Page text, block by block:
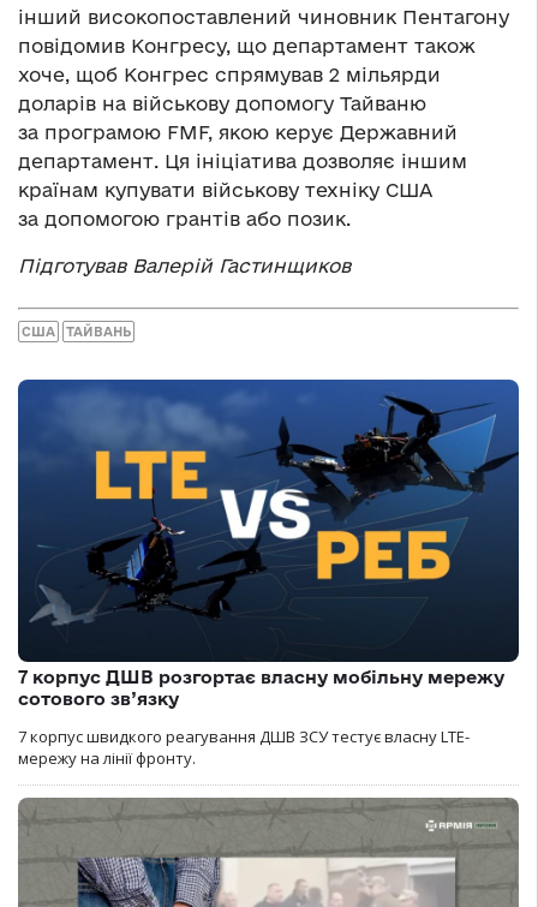
інший високопоставлений чиновник Пентагону
повідомив Конгресу, що департамент також
хоче, щоб Конгрес спрямував 2 мільярди
доларів на військову допомогу Тайваню
за програмою FMF, якою керує Державний
департамент. Ця ініціатива дозволяє іншим
країнам купувати військову техніку США
за допомогою грантів або позик.
Підготував Валерій Гастинщиков
США ТАЙВАНЬ
7 корпус ДШВ розгортає власну мобільну мережу
сотового зв’язку
7 корпус швидкого реагування ДШВ ЗСУ тестує власну LTE-
мережу на лінії фронту.